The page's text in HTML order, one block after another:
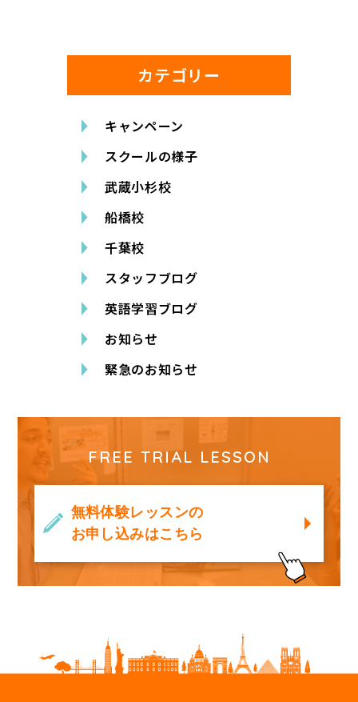
カテゴリー
キャンペーン
スクールの様子
武蔵小杉校
船橋校
千葉校
スタッフブログ
英語学習ブログ
お知らせ
緊急のお知らせ
FREE TRIAL LESSON
無料体験レッスンの
お申し込みはこちら